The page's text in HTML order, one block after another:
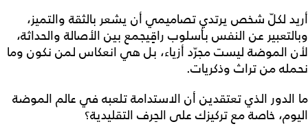
أريد لكلّ شخص يرتدي تصاميمي أن يشعر بالثقة والتميز،
وبالتعبير عن النفس بأسلوب راقٍيجمع بين الأصالة والحداثة،
لأن الموضة ليست مجرّد أزياء، بل هي انعكاس لمن نكون وما
نحمله من تراث وذكريات.
ما الدور الذي تعتقدين أن الاستدامة تلعبه في عالم الموضة
اليوم، خاصة مع تركيزك على الحِرف التقليدية؟